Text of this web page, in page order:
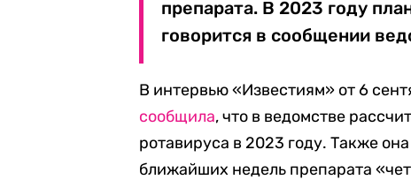
препарата. В 2023 году
говорится в сообщении
В интервью «Известиям» от 6
сообщила, что в ведомстве
ротавируса в 2023 году. Также
ближайших недель препарата